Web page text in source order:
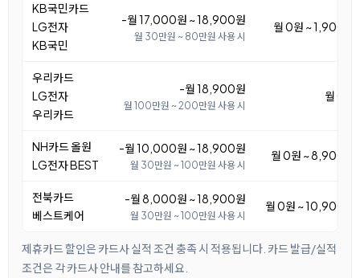
KB국민카드
LG전자
KB국민
-월 17,000원 ~ 18,900원
월 30만원 ~ 80만원 사용 시
월 0원 ~ 1,900원
우리카드
LG전자
우리카드
-월 18,900원
월 100만원 ~ 200만원 사용 시
월 0원
NH카드 올원
LG전자 BEST
-월 10,000원 ~ 18,900원
월 30만원 ~ 100만원 사용 시
월 0원 ~ 8,900원
전북카드
베스트케어
-월 8,000원 ~ 18,900원
월 30만원 ~ 100만원 사용 시
월 0원 ~ 10,900원
제휴카드 할인은 카드사 실적 조건 충족 시 적용됩니다. 카드 발급/실적
조건은 각 카드사 안내를 참고하세요.